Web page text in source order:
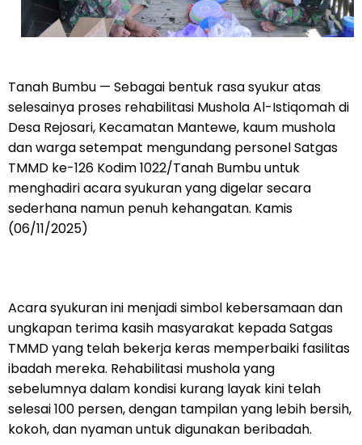
Tanah Bumbu — Sebagai bentuk rasa syukur atas
selesainya proses rehabilitasi Mushola Al-Istiqomah di
Desa Rejosari, Kecamatan Mantewe, kaum mushola
dan warga setempat mengundang personel Satgas
TMMD ke-126 Kodim 1022/Tanah Bumbu untuk
menghadiri acara syukuran yang digelar secara
sederhana namun penuh kehangatan. Kamis
(06/11/2025)
Acara syukuran ini menjadi simbol kebersamaan dan
ungkapan terima kasih masyarakat kepada Satgas
TMMD yang telah bekerja keras memperbaiki fasilitas
ibadah mereka. Rehabilitasi mushola yang
sebelumnya dalam kondisi kurang layak kini telah
selesai 100 persen, dengan tampilan yang lebih bersih,
kokoh, dan nyaman untuk digunakan beribadah.